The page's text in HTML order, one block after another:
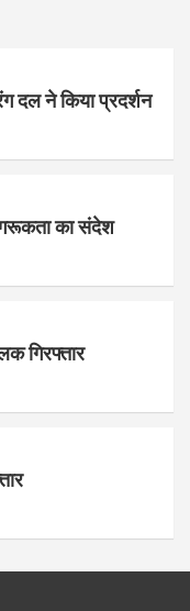
दल ने किया प्रदर्शन
का संदेश
गिरफ्तार